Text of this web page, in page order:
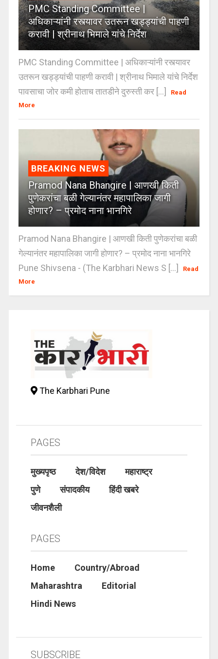
PMC Standing Committee |
अधिकाऱ्यांनी रस्त्यावर उतरून खड्ड्यांची पाहणी
करावी | श्रीनाथ भिमाले यांचे निर्देश
PMC Standing Committee | अधिकाऱ्यांनी रस्त्यावर
उतरून खड्ड्यांची पाहणी करावी | श्रीनाथ भिमाले यांचे निर्देश
पावसाचा जोर कमी होताच तातडीने दुरुस्ती कर [...]
Read
More
BREAKING NEWS
Pramod Nana Bhangire | आणखी किती
पुणेकरांचा बळी गेल्यानंतर महापालिका जागी
होणार? – प्रमोद नाना भानगिरे
Pramod Nana Bhangire | आणखी किती पुणेकरांचा बळी
गेल्यानंतर महापालिका जागी होणार? – प्रमोद नाना भानगिरे
Pune Shivsena - (The Karbhari News S [...]
Read
More
The Karbhari Pune
PAGES
मुख्यपृष्ठ देश/विदेश
महाराष्ट्र
पुणे
संपादकीय
हिंदी खबरे
जीवनशैली
PAGES
Home
Country/Abroad
Maharashtra
Editorial
Hindi News
SUBSCRIBE